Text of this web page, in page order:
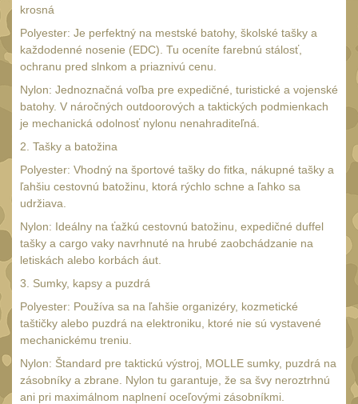
.30 .308 (7.62mm)
12GA, 20GA 10
.40 .416
.44 .45
.357 .38 (9mm)7
19116
SVIETIDLÁ(89)
200 - 500 lm 2
1000 - 2000 lm 1
Nad 2000 lm
Speciální svítilny12
Lovecké svítilny 1
krosná
Polyester: Je perfektný na mestské batohy, školské tašky a
každodenné nosenie (EDC). Tu oceníte farebnú stálosť,
ochranu pred slnkom a priaznivú cenu.
Nylon: Jednoznačná voľba pre expedičné, turistické a vojenské
batohy. V náročných outdoorových a taktických podmienkach
je mechanická odolnosť nylonu nenahraditeľná.
2. Tašky a batožina
Polyester: Vhodný na športové tašky do fitka, nákupné tašky a
ľahšiu cestovnú batožinu, ktorá rýchlo schne a ľahko sa
udržiava.
Nylon: Ideálny na ťažkú cestovnú batožinu, expedičné duffel
tašky a cargo vaky navrhnuté na hrubé zaobchádzanie na
letiskách alebo korbách áut.
3. Sumky, kapsy a puzdrá
Polyester: Používa sa na ľahšie organizéry, kozmetické
taštičky alebo puzdrá na elektroniku, ktoré nie sú vystavené
mechanickému treniu.
Nylon: Štandard pre taktickú výstroj, MOLLE sumky, puzdrá na
zásobníky a zbrane. Nylon tu garantuje, že sa švy neroztrhnú
ani pri maximálnom naplnení oceľovými zásobníkmi.